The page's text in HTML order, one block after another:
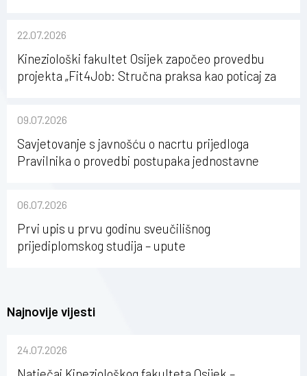
22.07.2026
Kineziološki fakultet Osijek započeo provedbu
projekta „Fit4Job: Stručna praksa kao poticaj za
09.07.2026
Savjetovanje s javnošću o nacrtu prijedloga
Pravilnika o provedbi postupaka jednostavne
Osijeku
06.07.2026
Prvi upis u prvu godinu sveučilišnog
prijediplomskog studija – upute
Najnovije vijesti
24.07.2026